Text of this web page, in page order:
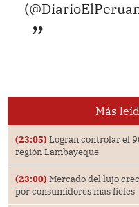
Más
(23:05) Logran controlar el
región Lambayeque
(23:00) Mercado del lujo
por consumidores más fieles